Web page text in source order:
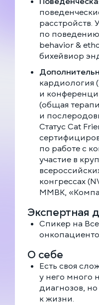
расстройств.
по
behavior &
бихейвиор
кардиология
и
(общая
и
Статус Cat
по работе с
участие в
конгрессах
ММВК,
Экспертная
Спикер на
О себе
Есть своя
у него много
диагнозов,
к жизни.